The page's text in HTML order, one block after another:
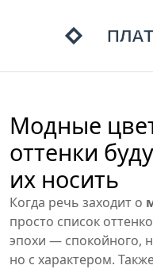
Модные
оттенки
их носить
Когда речь заходит о
просто список
эпохи — спокойного,
но с характером.